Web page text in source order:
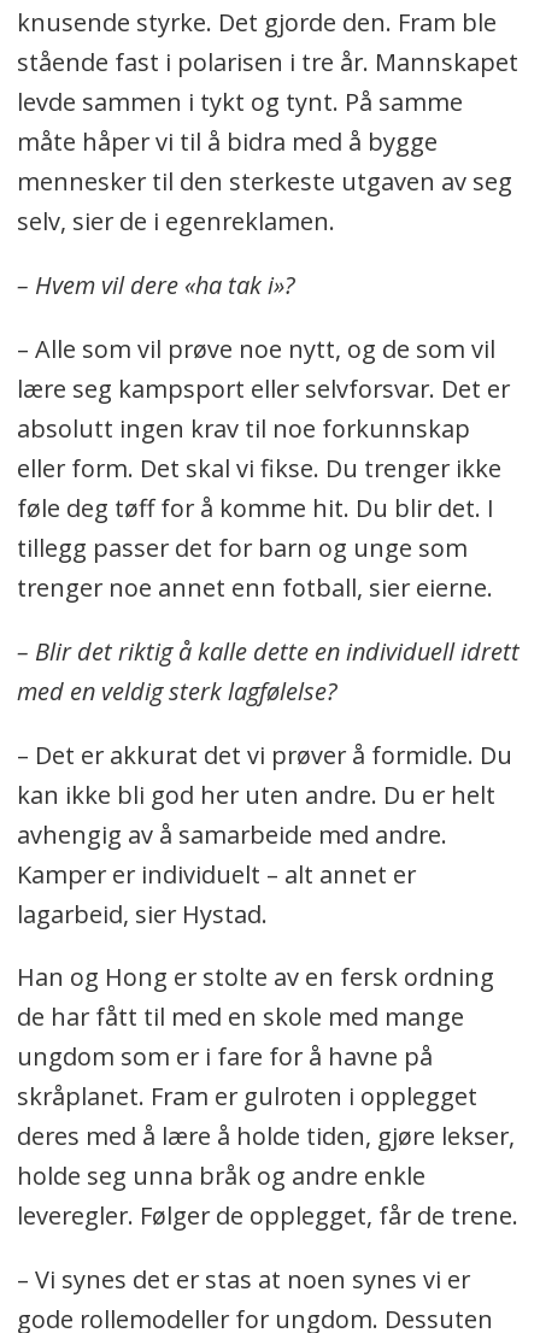
knusende styrke. Det gjorde den. Fram ble
stående fast i polarisen i tre år. Mannskapet
levde sammen i tykt og tynt. På samme
måte håper vi til å bidra med å bygge
mennesker til den sterkeste utgaven av seg
selv, sier de i egenreklamen.
– Hvem vil dere «ha tak i»?
– Alle som vil prøve noe nytt, og de som vil
lære seg kampsport eller selvforsvar. Det er
absolutt ingen krav til noe forkunnskap
eller form. Det skal vi fikse. Du trenger ikke
føle deg tøff for å komme hit. Du blir det. I
tillegg passer det for barn og unge som
trenger noe annet enn fotball, sier eierne.
– Blir det riktig å kalle dette en individuell idrett
med en veldig sterk lagfølelse?
– Det er akkurat det vi prøver å formidle. Du
kan ikke bli god her uten andre. Du er helt
avhengig av å samarbeide med andre.
Kamper er individuelt – alt annet er
lagarbeid, sier Hystad.
Han og Hong er stolte av en fersk ordning
de har fått til med en skole med mange
ungdom som er i fare for å havne på
skråplanet. Fram er gulroten i opplegget
deres med å lære å holde tiden, gjøre lekser,
holde seg unna bråk og andre enkle
leveregler. Følger de opplegget, får de trene.
– Vi synes det er stas at noen synes vi er
gode rollemodeller for ungdom. Dessuten